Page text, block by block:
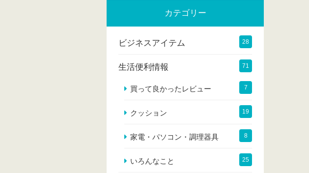
カテゴリー
ビジネスアイテム 28
生活便利情報 71
買って良かったレビュー 7
クッション 19
家電・パソコン・調理器具 8
いろんなこと 25